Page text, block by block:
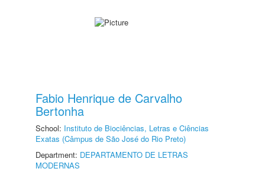
Fabio Henrique de Carvalho
Bertonha
School: Instituto de Biociências, Letras e Ciências
Exatas (Câmpus de São José do Rio Preto)
Department: DEPARTAMENTO DE LETRAS
MODERNAS